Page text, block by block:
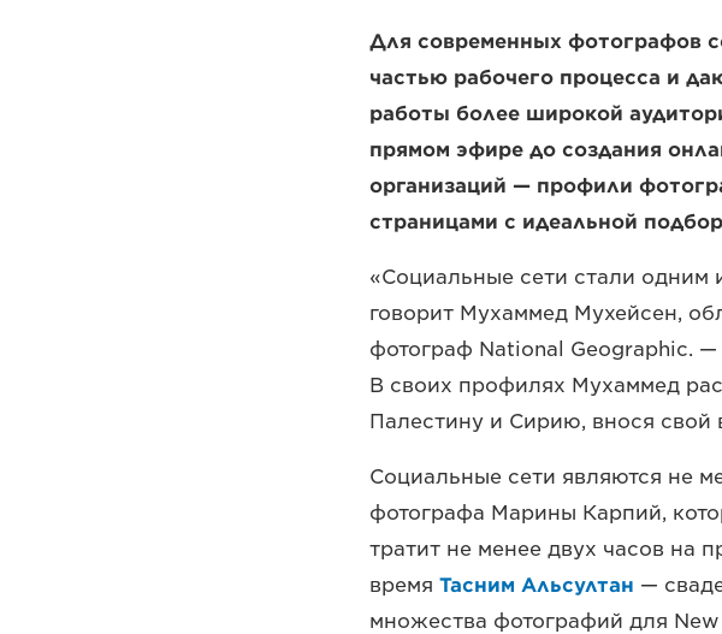
Для современных фотографов
частью рабочего процесса и
работы более широкой
прямом эфире до создания
организаций — профили
страницами с идеальной
«Социальные сети стали одним
говорит Мухаммед Мухейсен,
фотограф National Geographic.
В своих профилях Мухаммед
Палестину и Сирию, внося свой
Социальные сети являются не
фотографа Марины Карпий,
тратит не менее двух часов на
время Тасним Альсултан —
множества фотографий для